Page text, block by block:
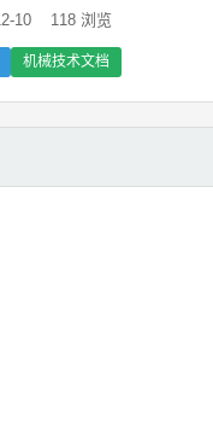
10 118 浏览
机械技术文档